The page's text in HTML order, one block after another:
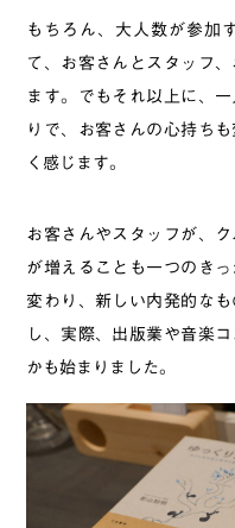
もちろん、大人数が参加
て、お客さんとスタッフ
ます。でもそれ以上に、
りで、お客さんの心持ち
く感じます。
お客さんやスタッフが、
が増えることも一つのき
変わり、新しい内発的な
し、実際、出版業や音楽
かも始まりました。